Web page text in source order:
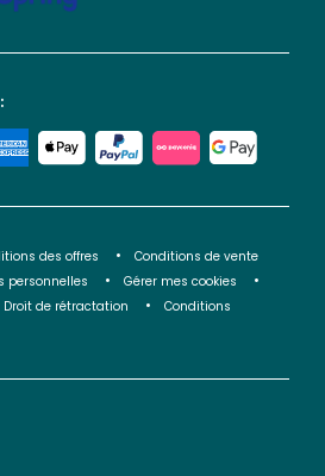
des offres
Conditions de vente
personnelles
Gérer mes cookies
Droit de rétractation
Conditions